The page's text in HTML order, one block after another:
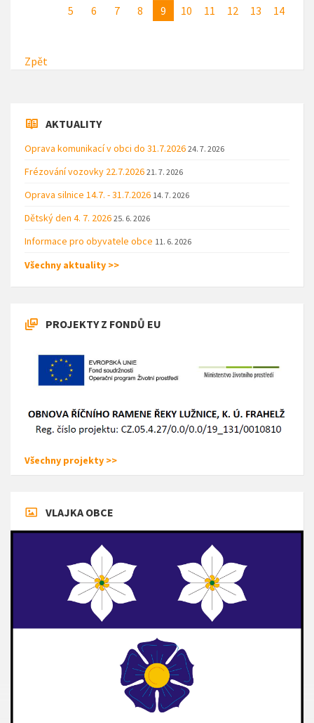
5
6 7 8 9 10 11 12 13 14
Zpět
AKTUALITY
Oprava komunikací v obci do 31.7.2026 24. 7. 2026
Frézování vozovky 22.7.2026 21. 7. 2026
Oprava silnice 14.7. - 31.7.2026 14. 7. 2026
Dětský den 4. 7. 2026 25. 6. 2026
Informace pro obyvatele obce 11. 6. 2026
Všechny aktuality >>
PROJEKTY Z FONDŮ EU
Všechny projekty >>
VLAJKA OBCE